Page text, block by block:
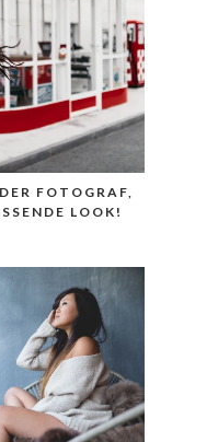
FOTOGRAF,
LOOK!